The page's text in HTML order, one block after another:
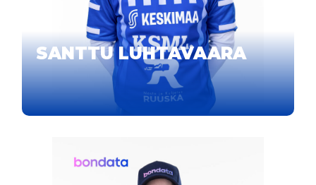
SANTTU LUHTAVAARA